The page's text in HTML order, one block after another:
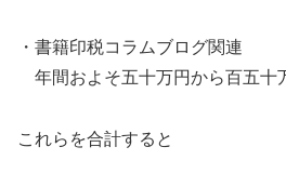
・書籍印税コラムブログ関連
年間およそ五十万円から百五十
これらを合計すると